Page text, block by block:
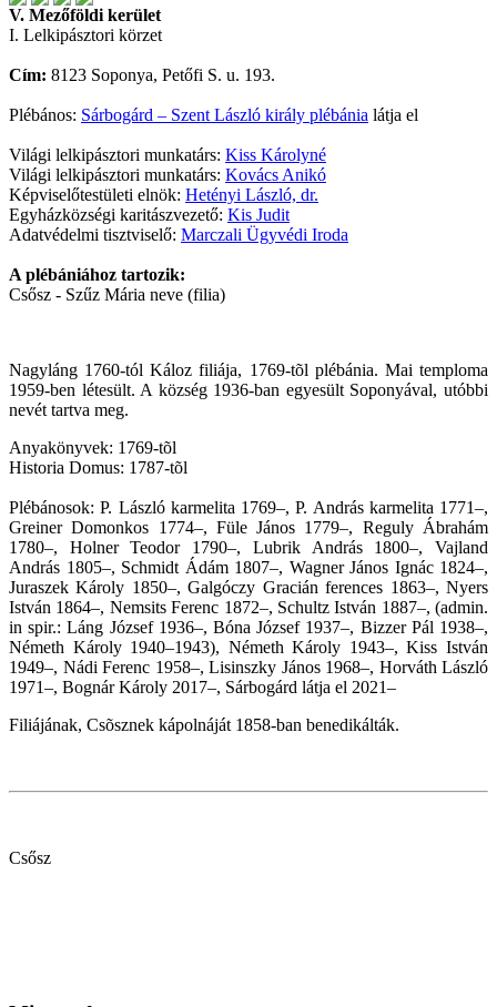
V. Mezőföldi kerület
I. Lelkipásztori körzet
Cím: 8123 Soponya, Petőfi S. u. 193.
Plébános: Sárbogárd – Szent László király plébánia látja el
Világi lelkipásztori munkatárs: Kiss Károlyné
Világi lelkipásztori munkatárs: Kovács Anikó
Képviselőtestületi elnök: Hetényi László, dr.
Egyházközségi karitászvezető: Kis Judit
Adatvédelmi tisztviselő: Marczali Ügyvédi Iroda
A plébániához tartozik:
Csősz - Szűz Mária neve (filia)
Nagyláng 1760-tól Káloz filiája, 1769-tõl plébánia. Mai temploma
1959-ben létesült. A község 1936-ban egyesült Soponyával, utóbbi
nevét tartva meg.
Anyakönyvek: 1769-tõl
Historia Domus: 1787-tõl
Plébánosok: P. László karmelita 1769–, P. András karmelita 1771–,
Greiner Domonkos 1774–, Füle János 1779–, Reguly Ábrahám
1780–, Holner Teodor 1790–, Lubrik András 1800–, Vajland
András 1805–, Schmidt Ádám 1807–, Wagner János Ignác 1824–,
Juraszek Károly 1850–, Galgóczy Gracián ferences 1863–, Nyers
István 1864–, Nemsits Ferenc 1872–, Schultz István 1887–, (admin.
in spir.: Láng József 1936–, Bóna József 1937–, Bizzer Pál 1938–,
Németh Károly 1940–1943), Németh Károly 1943–, Kiss István
1949–, Nádi Ferenc 1958–, Lisinszky János 1968–, Horváth László
1971–, Bognár Károly 2017–, Sárbogárd látja el 2021–
Filiájának, Csõsznek kápolnáját 1858-ban benedikálták.
Csősz